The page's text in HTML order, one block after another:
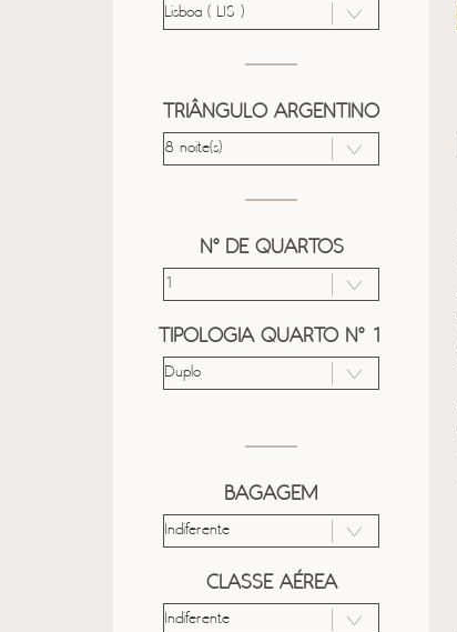
TRIÂNGULO ARGENTINO
Nº DE QUARTOS
TIPOLOGIA QUARTO Nº 1
BAGAGEM
CLASSE AÉREA